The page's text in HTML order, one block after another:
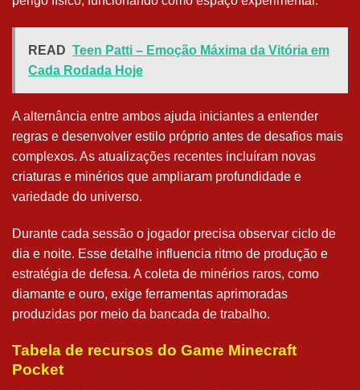
READ Teen Patti – Emoção Máxima da Vitória em
Cada Rodada Hoje
A alternância entre ambos ajuda iniciantes a entender
regras e desenvolver estilo próprio antes de desafios mais
complexos. As atualizações recentes incluíram novas
criaturas e minérios que ampliaram profundidade e
variedade do universo.
Durante cada sessão o jogador precisa observar ciclo de
dia e noite. Esse detalhe influencia ritmo de produção e
estratégia de defesa. A coleta de minérios raros, como
diamante e ouro, exige ferramentas aprimoradas
produzidas por meio da bancada de trabalho.
Tabela de recursos do Game Minecraft
Pocket